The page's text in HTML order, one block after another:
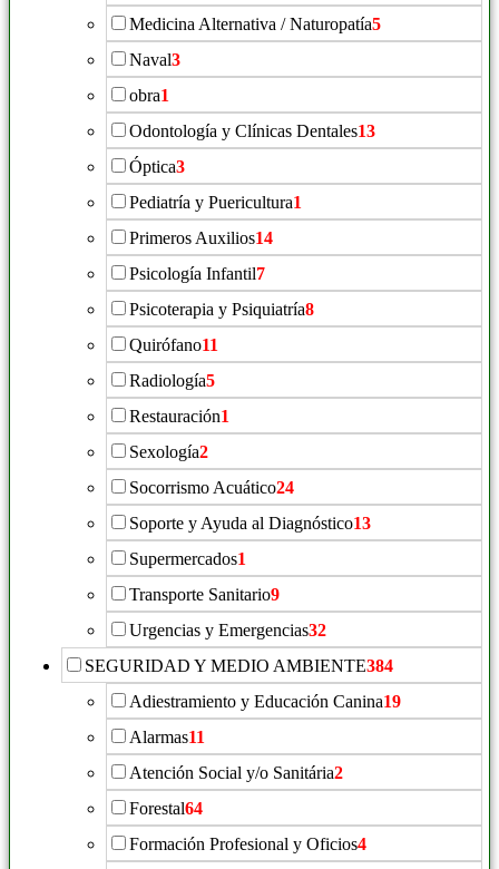
Medicina Alternativa / Naturopatía5
Naval3
obra1
Odontología y Clínicas Dentales13
Óptica3
Pediatría y Puericultura1
Primeros Auxilios14
Psicología Infantil7
Psicoterapia y Psiquiatría8
Quirófano11
Radiología5
Restauración1
Sexología2
Socorrismo Acuático24
Soporte y Ayuda al Diagnóstico13
Supermercados1
Transporte Sanitario9
Urgencias y Emergencias32
SEGURIDAD Y MEDIO AMBIENTE384
Adiestramiento y Educación Canina19
Alarmas11
Atención Social y/o Sanitária2
Forestal64
Formación Profesional y Oficios4